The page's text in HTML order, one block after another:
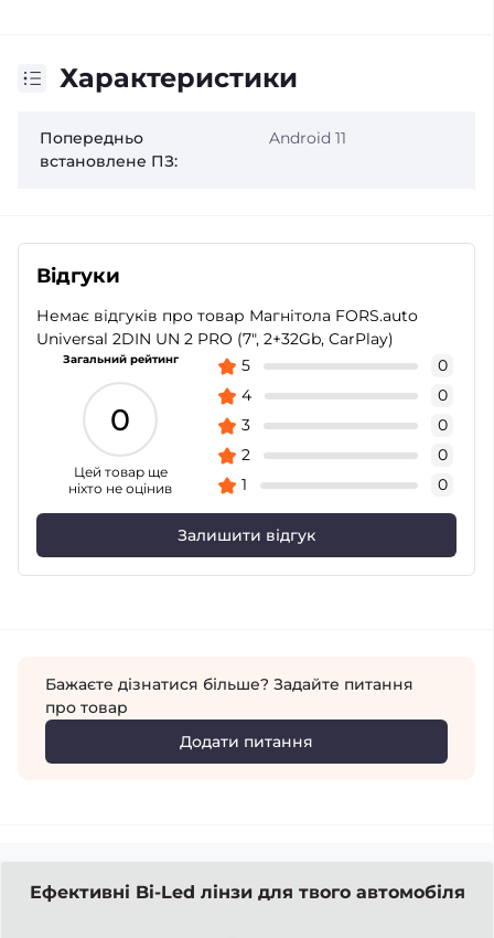
Характеристики
Попередньо
встановлене ПЗ:
Android 11
Відгуки
Немає відгуків про товар Магнітола FORS.auto
Universal 2DIN UN 2 PRO (7", 2+32Gb, CarPlay)
Загальний рейтинг
0
Цей товар ще
ніхто не оцінив
5
0
4
0
3
0
2
0
1
0
Залишити відгук
Бажаєте дізнатися більше? Задайте питання
про товар
Додати питання
Ефективні Bi-Led лінзи для твого автомобіля